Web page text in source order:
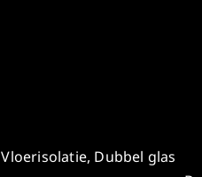
Dubbel glas